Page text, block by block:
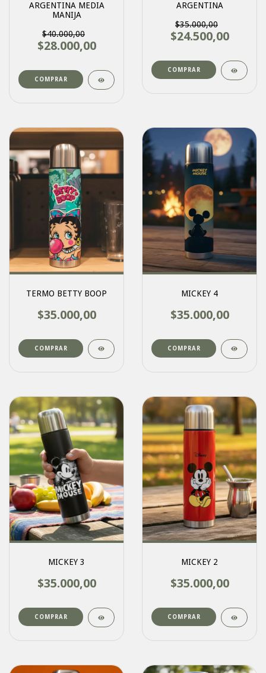
ARGENTINA MEDIA
MANIJA
$40.000,00
$28.000,00
COMPRAR
ARGENTINA
$35.000,00
$24.500,00
COMPRAR
TERMO BETTY BOOP
$35.000,00
COMPRAR
MICKEY 4
$35.000,00
COMPRAR
MICKEY 3
$35.000,00
COMPRAR
MICKEY 2
$35.000,00
COMPRAR